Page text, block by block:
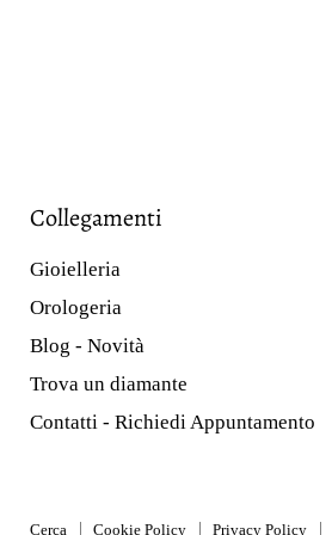
Collegamenti
Gioielleria
Orologeria
Blog - Novità
Trova un diamante
Contatti - Richiedi Appuntamento
Cerca Cookie Policy Privacy Policy